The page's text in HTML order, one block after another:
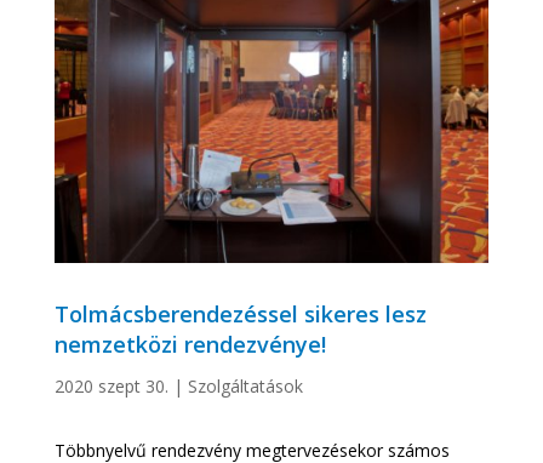
Tolmácsberendezéssel sikeres lesz
nemzetközi rendezvénye!
2020 szept 30. | Szolgáltatások
Többnyelvű rendezvény megtervezésekor számos